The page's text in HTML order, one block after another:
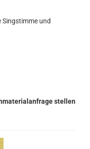
Singstimme und
stellen